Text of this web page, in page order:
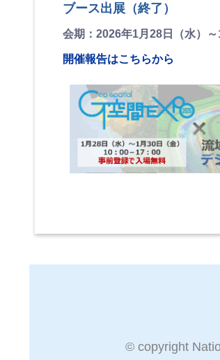
ブース出展（終了）
会期：2026年1月28日（水）～
開催報告はこちらから
© copyright